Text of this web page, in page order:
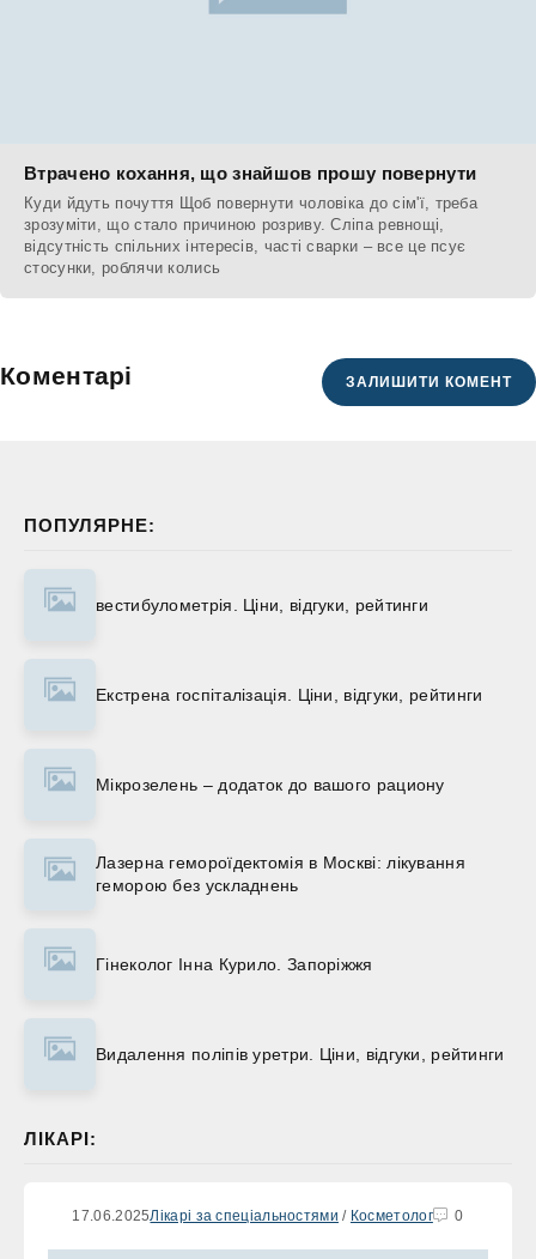
ПОПУЛЯРНЕ:
вестибулометрія. Ціни, відгуки, рейтинги
Екстрена госпіталізація. Ціни, відгуки, рейтинги
Мікрозелень – додаток до вашого рациону
Лазерна гемороїдектомія в Москві: лікування
геморою без ускладнень
Гінеколог Інна Курило. Запоріжжя
Видалення поліпів уретри. Ціни, відгуки, рейтинги
ЛІКАРІ:
17.06.2025Лікарі за спеціальностями / Косметолог 0
Втрачено кохання, що знайшов прошу повернути
Куди йдуть почуття Щоб повернути чоловіка до сім'ї, треба
зрозуміти, що стало причиною розриву. Сліпа ревнощі,
відсутність спільних інтересів, часті сварки – все це псує
стосунки, роблячи колись
Коментарі ЗАЛИШИТИ КОМЕНТ